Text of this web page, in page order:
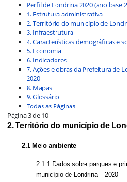
Perfil de Londrina 2020 (ano base
1. Estrutura administrativa
2. Território do município de
3. Infraestrutura
4. Características demográficas e
5. Economia
6. Indicadores
7. Ações e obras da Prefeitura de
2020
8. Mapas
9. Glossário
Todas as Páginas
Página 3 de 10
2. Território do município de
2.1 Meio ambiente
2.1.1 Dados sobre parques e
município de Londrina – 2020